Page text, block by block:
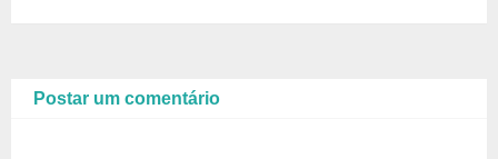
Postar um comentário